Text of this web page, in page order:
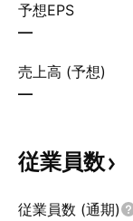
予想EPS
—
売上高 (予想)
—
従業員数
従業員数 (通期)